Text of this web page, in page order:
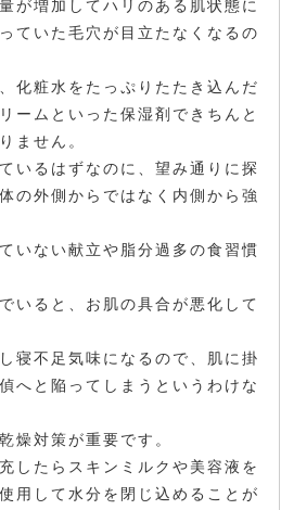
が増加してハリのある肌状態に
ていた毛穴が目立たなくなるの
化粧水をたっぷりたたき込んだ
ームといった保湿剤できちんと
ません。
いるはずなのに、望み通りに探
の外側からではなく内側から強
いない献立や脂分過多の食習慣
いると、お肌の具合が悪化して
寝不足気味になるので、肌に掛
へと陥ってしまうというわけな
燥対策が重要です。
したらスキンミルクや美容液を
用して水分を閉じ込めることが